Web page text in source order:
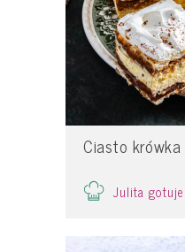
Ciasto
Julita gotuje